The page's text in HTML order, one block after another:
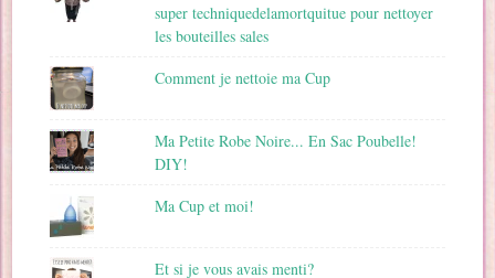
super techniquedelamortquitue pour nettoyer
les bouteilles sales
Comment je nettoie ma Cup
Ma Petite Robe Noire... En Sac Poubelle!
DIY!
Ma Cup et moi!
Et si je vous avais menti?